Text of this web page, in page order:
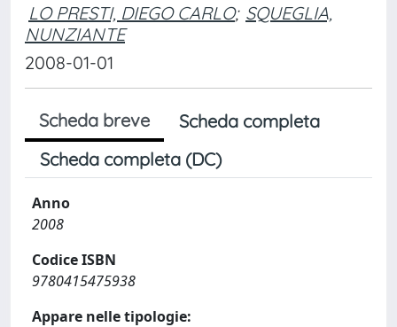
LO PRESTI, DIEGO CARLO; SQUEGLIA,
NUNZIANTE
2008-01-01
Scheda breve
Scheda completa
Scheda completa (DC)
Anno
2008
Codice ISBN
9780415475938
Appare nelle tipologie: